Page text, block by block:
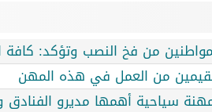
من فخ النصب وتؤكد: كافة
من العمل في هذه المهن